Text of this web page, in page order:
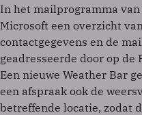
In het mailprogramma
Microsoft een overzicht
contactgegevens en de
geadresseerde door op de
Een nieuwe Weather Bar
een afspraak ook de
betreffende locatie, zodat